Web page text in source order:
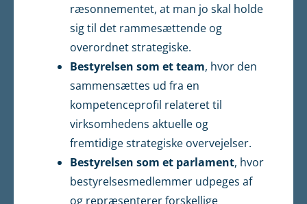
ræsonnementet, at man jo skal holde
sig til det rammesættende og
overordnet strategiske.
Bestyrelsen som et team, hvor den
sammensættes ud fra en
kompetenceprofil relateret til
virksomhedens aktuelle og
fremtidige strategiske overvejelser.
Bestyrelsen som et parlament, hvor
bestyrelsesmedlemmer udpeges af
og repræsenterer for­skellige